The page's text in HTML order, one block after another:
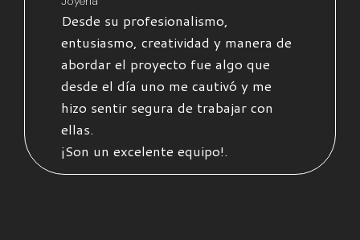
Desde su profesionalismo,
entusiasmo, creatividad y manera de
abordar el proyecto fue algo que
desde el día uno me cautivó y me
hizo sentir segura de trabajar con
ellas.
¡Son un excelente equipo!.